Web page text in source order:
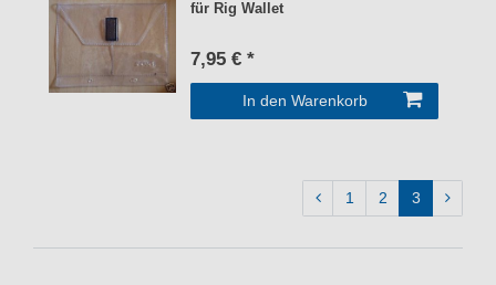
für Rig Wallet
7,95 € *
In den Warenkorb
1 2 3